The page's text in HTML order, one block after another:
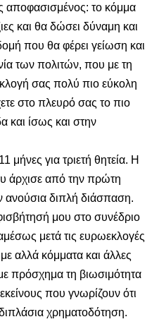
αποφασισμένος: το κόμμα
και θα δώσει δύναμη και
που θα φέρει γείωση και
των πολιτών, που με τη
σας πολύ πιο εύκολη
στο πλευρό σας το πιο
και ίσως και στην
μήνες για τριετή θητεία. Η
άρχισε από την πρώτη
διπλή διάσπαση.
μου στο συνέδριο
μετά τις ευρωεκλογές
αλλά κόμματα και άλλες
πρόσχημα τη βιωσιμότητα
που γνωρίζουν ότι
χρηματοδότηση.